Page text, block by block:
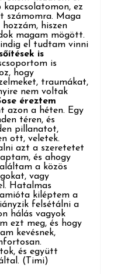
ez
számomra. Maga
hiszen
magam mögött.
el tudtam vinni
is
is
hogy
traumákat,
nem voltak
éreztem
azon a héten. Egy
téren, és
pillanatot,
ott, veletek.
azt a szeretetet
és ahogy
a közös
vagy
Hatalmas
kiléptem a
felsétálni a
hálás vagyok
ezt meg, és hogy
kevésnek,
és együtt
l. (Timi)